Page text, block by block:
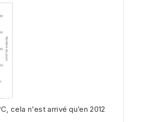
cela n'est arrivé qu’en 2012